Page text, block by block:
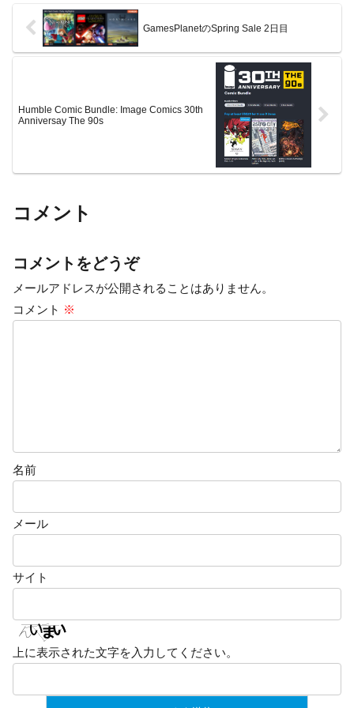
GamesPlanetのSpring Sale 2日目
Humble Comic Bundle: Image Comics 30th
Anniversay The 90s
コメント
コメントをどうぞ
メールアドレスが公開されることはありません。
コメント ※
名前
メール
サイト
上に表示された文字を入力してください。